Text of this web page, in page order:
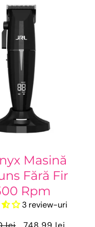
Masină
Fără Fir
Rpm
3 review-uri